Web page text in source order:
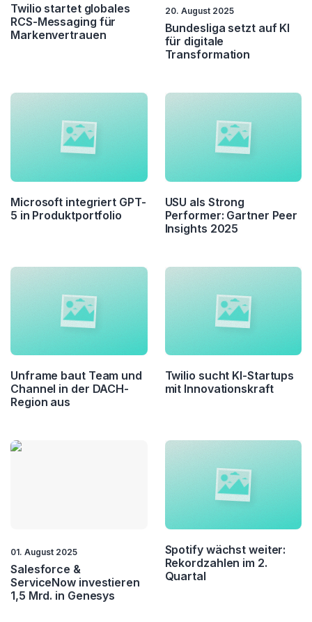
Twilio startet globales
RCS-Messaging für
Markenvertrauen
20. August 2025
Bundesliga setzt auf KI
für digitale
Transformation
Microsoft integriert GPT-
5 in Produktportfolio
USU als Strong
Performer: Gartner Peer
Insights 2025
Unframe baut Team und
Channel in der DACH-
Region aus
Twilio sucht KI-Startups
mit Innovationskraft
01. August 2025
Salesforce &
ServiceNow investieren
1,5 Mrd. in Genesys
Spotify wächst weiter:
Rekordzahlen im 2.
Quartal